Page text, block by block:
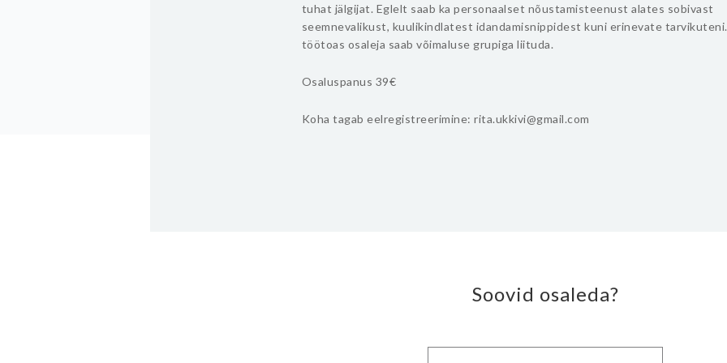
tuhat jälgijat. Eglelt saab ka personaalset nõustamisteenust alates sobivast
seemnevalikust, kuulikindlatest idandamisnippidest kuni erinevate
töötoas osaleja saab võimaluse grupiga liituda.
Osaluspanus 39€
Koha tagab eelregistreerimine: rita.ukkivi@gmail.com
Soovid osaleda?